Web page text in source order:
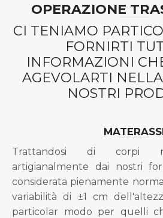
OPERAZIONE
CI TENIAMO
FORNIRTI
INFORMAZIONI
AGEVOLARTI
NOSTRI
Trattandosi di corpi
artigianalmente dai nostri
considerata pienamente
variabilità di ±1 cm
particolar modo per quelli